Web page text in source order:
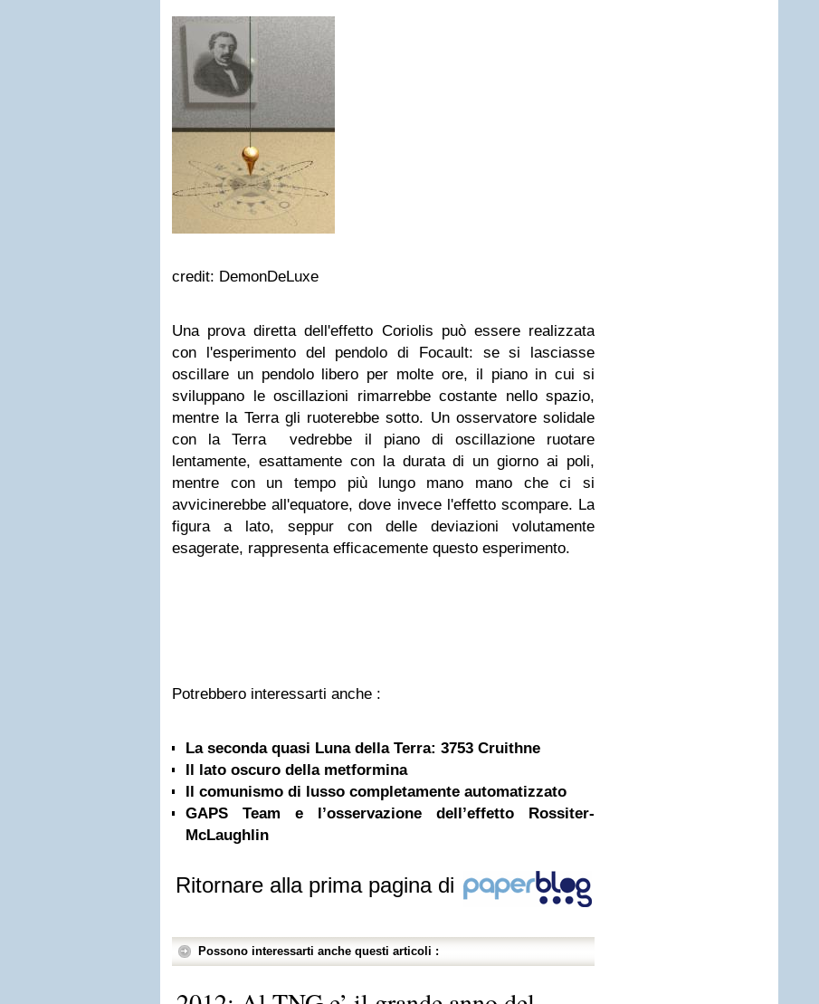
credit: DemonDeLuxe
Una prova diretta dell'effetto Coriolis può essere realizzata
con l'esperimento del pendolo di Focault: se si lasciasse
oscillare un pendolo libero per molte ore, il piano in cui si
sviluppano le oscillazioni rimarrebbe costante nello spazio,
mentre la Terra gli ruoterebbe sotto. Un osservatore solidale
con la Terra vedrebbe il piano di oscillazione ruotare
lentamente, esattamente con la durata di un giorno ai poli,
mentre con un tempo più lungo mano mano che ci si
avvicinerebbe all'equatore, dove invece l'effetto scompare. La
figura a lato, seppur con delle deviazioni volutamente
esagerate, rappresenta efficacemente questo esperimento.
Potrebbero interessarti anche :
La seconda quasi Luna della Terra: 3753 Cruithne
Il lato oscuro della metformina
Il comunismo di lusso completamente automatizzato
GAPS Team e l’osservazione dell’effetto Rossiter-
McLaughlin
Ritornare alla prima pagina di
Possono interessarti anche questi articoli :